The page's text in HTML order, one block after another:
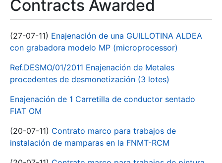
Contracts Awarded
(27-07-11) Enajenación de una GUILLOTINA ALDEA
con grabadora modelo MP (microprocessor)
Ref.DESMO/01/2011 Enajenación de Metales
procedentes de desmonetización (3 lotes)
Enajenación de 1 Carretilla de conductor sentado
FIAT OM
(20-07-11) Contrato marco para trabajos de
instalación de mamparas en la FNMT-RCM